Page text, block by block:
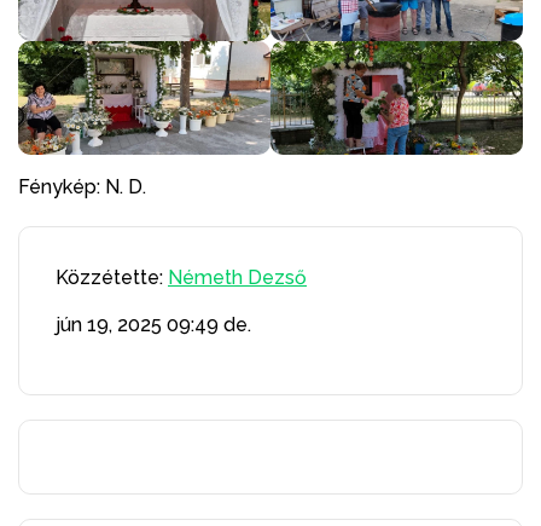
Fénykép: N. D.
Közzétette: Németh Dezső
jún 19, 2025 09:49 de.